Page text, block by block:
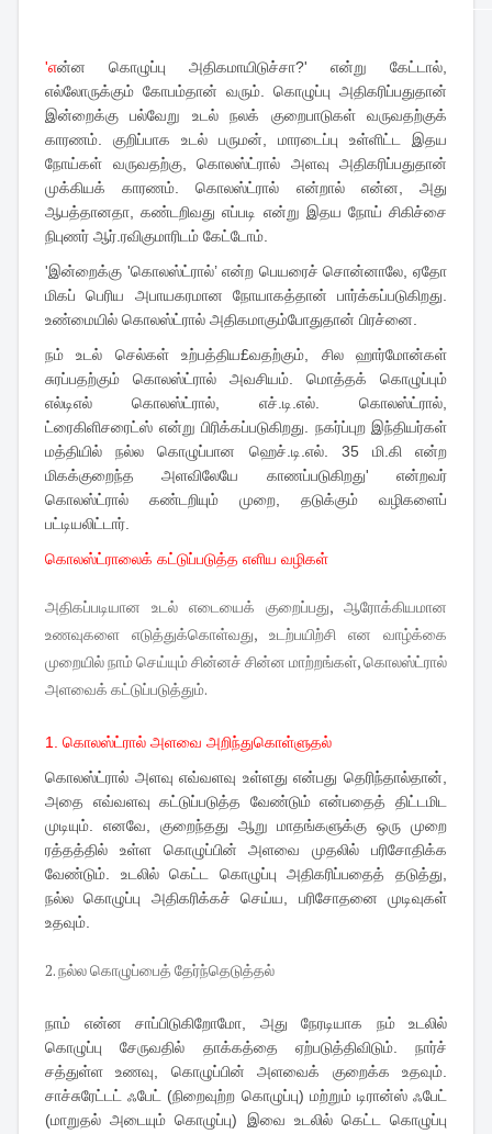
'என்ன கொழுப்பு அதிகமாயிடுச்சா?' என்று கேட்டால்,
எல்லோருக்கும் கோபம்தான் வரும். கொழுப்பு அதிகரிப்பதுதான்
இன்றைக்கு பல்வேறு உடல் நலக் குறைபாடுகள் வருவதற்குக்
காரணம். குறிப்பாக உடல் பருமன், மாரடைப்பு உள்ளிட்ட இதய
நோய்கள் வருவதற்கு, கொலஸ்ட்ரால் அளவு அதிகரிப்பதுதான்
முக்கியக் காரணம். கொலஸ்ட்ரால் என்றால் என்ன, அது
ஆபத்தானதா, கண்டறிவது எப்படி என்று இதய நோய் சிகிச்சை
நிபுணர் ஆர்.ரவிகுமாரிடம் கேட்டோம்.
'இன்றைக்கு 'கொலஸ்ட்ரால்’ என்ற பெயரைச் சொன்னாலே, ஏதோ
மிகப் பெரிய அபாயகரமான நோயாகத்தான் பார்க்கப்படுகிறது.
உண்மையில் கொலஸ்ட்ரால் அதிகமாகும்போதுதான் பிரச்னை.
நம் உடல் செல்கள் உற்பத்திய£வதற்கும், சில ஹார்மோன்கள்
சுரப்பதற்கும் கொலஸ்ட்ரால் அவசியம். மொத்தக் கொழுப்பும்
எல்டிஎல் கொலஸ்ட்ரால், எச்.டி.எல். கொலஸ்ட்ரால்,
ட்ரைகிளிசரைட்ஸ் என்று பிரிக்கப்படுகிறது. நகர்ப்புற இந்தியர்கள்
மத்தியில் நல்ல கொழுப்பான ஹெச்.டி.எல். 35 மி.கி என்ற
மிகக்குறைந்த அளவிலேயே காணப்படுகிறது' என்றவர்
கொலஸ்ட்ரால் கண்டறியும் முறை, தடுக்கும் வழிகளைப்
பட்டியலிட்டார்.
கொலஸ்ட்ராலைக் கட்டுப்படுத்த எளிய வழிகள்
அதிகப்படியான உடல் எடையைக் குறைப்பது, ஆரோக்கியமான
உணவுகளை எடுத்துக்கொள்வது, உடற்பயிற்சி என வாழ்க்கை
முறையில் நாம் செய்யும் சின்னச் சின்ன மாற்றங்கள், கொலஸ்ட்ரால்
அளவைக் கட்டுப்படுத்தும்.
1. கொலஸ்ட்ரால் அளவை அறிந்துகொள்ளுதல்
கொலஸ்ட்ரால் அளவு எவ்வளவு உள்ளது என்பது தெரிந்தால்தான்,
அதை எவ்வளவு கட்டுப்படுத்த வேண்டும் என்பதைத் திட்டமிட
முடியும். எனவே, குறைந்தது ஆறு மாதங்களுக்கு ஒரு முறை
ரத்தத்தில் உள்ள கொழுப்பின் அளவை முதலில் பரிசோதிக்க
வேண்டும். உடலில் கெட்ட கொழுப்பு அதிகரிப்பதைத் தடுத்து,
நல்ல கொழுப்பு அதிகரிக்கச் செய்ய, பரிசோதனை முடிவுகள்
உதவும்.
2. நல்ல கொழுப்பைத் தேர்ந்தெடுத்தல்
நாம் என்ன சாப்பிடுகிறோமோ, அது நேரடியாக நம் உடலில்
கொழுப்பு சேருவதில் தாக்கத்தை ஏற்படுத்திவிடும். நார்ச்
சத்துள்ள உணவு, கொழுப்பின் அளவைக் குறைக்க உதவும்.
சாச்சுரேட்டட் ஃபேட் (நிறைவுற்ற கொழுப்பு) மற்றும் டிரான்ஸ் ஃபேட்
(மாறுதல் அடையும் கொழுப்பு) இவை உடலில் கெட்ட கொழுப்பு